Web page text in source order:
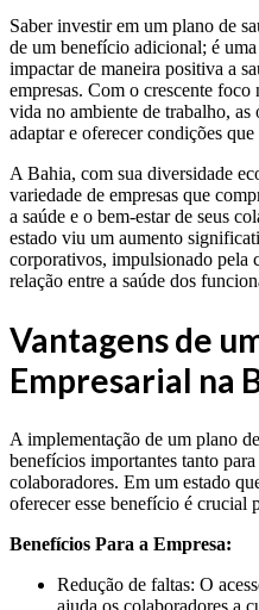
Saber investir em um plano de
de um benefício adicional; é
impactar de maneira positiva a
empresas. Com o crescente
vida no ambiente de trabalho, as
adaptar e oferecer condições
A Bahia, com sua diversidade
variedade de empresas que
a saúde e o bem-estar de seus
estado viu um aumento
corporativos, impulsionado pela
relação entre a saúde dos
Vantagens de
Empresarial na
A implementação de um plano
benefícios importantes tanto
colaboradores. Em um estado
oferecer esse benefício é crucial
Benefícios Para a Empresa:
Redução de faltas: O
ajuda os colaboradores a